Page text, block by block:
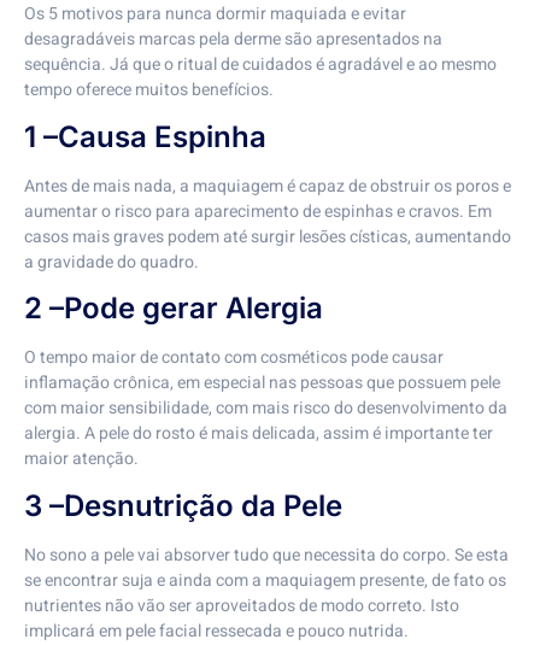
Os 5 motivos para nunca dormir maquiada e evitar
desagradáveis marcas pela derme são apresentados na
sequência. Já que o ritual de cuidados é agradável e ao mesmo
tempo oferece muitos benefícios.
1 –Causa Espinha
Antes de mais nada, a maquiagem é capaz de obstruir os poros e
aumentar o risco para aparecimento de espinhas e cravos. Em
casos mais graves podem até surgir lesões císticas, aumentando
a gravidade do quadro.
2 –Pode gerar Alergia
O tempo maior de contato com cosméticos pode causar
inflamação crônica, em especial nas pessoas que possuem pele
com maior sensibilidade, com mais risco do desenvolvimento da
alergia. A pele do rosto é mais delicada, assim é importante ter
maior atenção.
3 –Desnutrição da Pele
No sono a pele vai absorver tudo que necessita do corpo. Se esta
se encontrar suja e ainda com a maquiagem presente, de fato os
nutrientes não vão ser aproveitados de modo correto. Isto
implicará em pele facial ressecada e pouco nutrida.